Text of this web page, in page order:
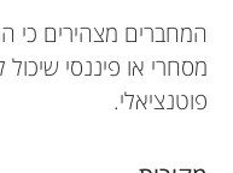
המחברים מצהירים
מסחרי או פיננסי
פוטנציאלי.